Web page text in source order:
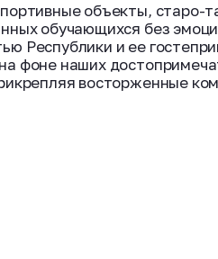
объекты, старо-
обучающихся без
Республики и ее
фоне наших
восторженные